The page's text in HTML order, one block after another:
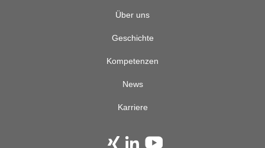
Über uns
Geschichte
Kompetenzen
News
Karriere